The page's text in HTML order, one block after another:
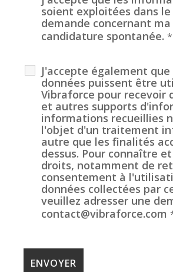
soient exploitées dans le
demande concernant
candidature spontanée. *
J'accepte également que
données puissent être
Vibraforce pour recevoir
et autres supports
informations recueillies
l'objet d'un traitement
autre que les finalités
dessus. Pour connaître
droits, notamment de
consentement à
données collectées par
veuillez adresser une
contact@vibraforce.com